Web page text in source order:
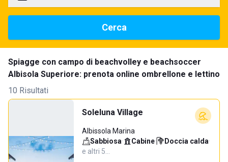
Cerca
Spiagge con campo di beachvolley e beachsoccer
Albisola Superiore: prenota online ombrellone e lettino
10 Risultati
Soleluna Village
Albissola Marina
Sabbiosa· Cabine· Doccia calda·
e altri 5…